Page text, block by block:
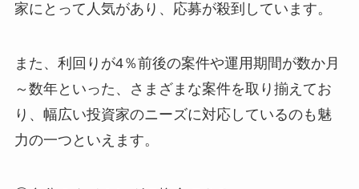
家にとって人気があり、応募が殺到しています。
また、利回りが4％前後の案件や運用期間が数か月
～数年といった、さまざまな案件を取り揃えてお
り、幅広い投資家のニーズに対応しているのも魅
力の一つといえます。